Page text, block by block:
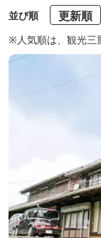
並び順 更新順
※人気順は、観光三